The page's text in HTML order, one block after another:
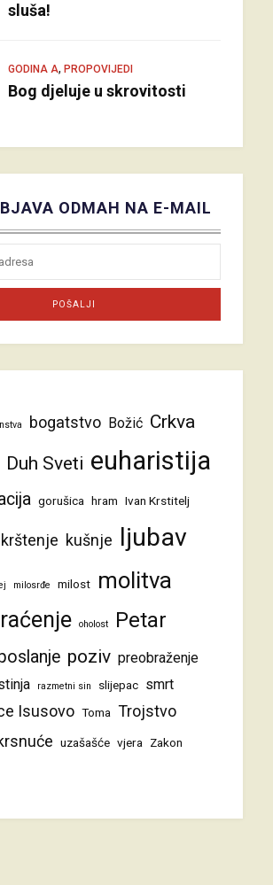
sluša!
GODINA A, PROPOVIJEDI
Bog djeluje u skrovitosti
ODMAH NA E-MAIL
bogatstvo Božić Crkva
Duh Sveti euharistija
gorušica hram Ivan Krstitelj
krštenje kušnje ljubav
milosrđe milost molitva
oholost Petar
poziv preobraženje
razmetni sin slijepac smrt
Isusovo Toma Trojstvo
uzašašće vjera Zakon